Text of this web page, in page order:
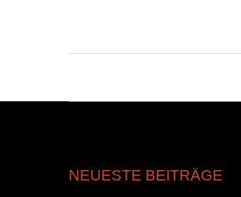
NEUESTE BEITRÄGE